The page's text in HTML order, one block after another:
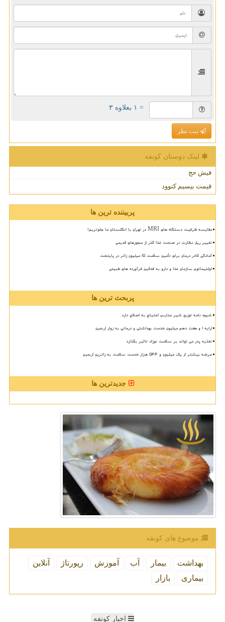
= ۱ بعلاوه ۳
ثبت نظر
لینک دوستان كونفه
فیش حج
قیمت بیسیم کنوود
پربیننده ترین ها
مقایسه ظرفیت دستگاه های MRI در تهران با انگلستان ما جلوتریم!
تغییر ریل نظارت در صنعت غذا گذر از مجوزهای قدیمی
آمادگی کادر درمان برای تأمین سلامت 15 میلیون زائر در پایتخت
اولتیماتوم سازمان غذا و دارو به فعالین فرآورده های طبیعی
پربحث ترین ها
شیوه نامه توزیع شیر مدارس احتیاج به اصلاح دارد
ارایه ۱ و هفت دهم میلیون خدمت بهداشتی و درمانی به زوار اربعین
تغذیه پدر می تواند بر سلامت نوزاد تاثیر بگذارد
عرضه بیشتر از یک میلیون و ۵۴۴ هزار خدمت سلامت به زائرین اربعین
جدیدترین ها
موضوع های كونفه
بهداشت بیمار آب آموزش رپورتاژ
آنلاین
بیماری
بازار
اخبار کونفه